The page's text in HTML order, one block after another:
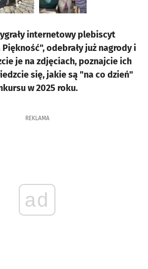
internetowy plebiscyt
odebrały już nagrody i
je na zdjęciach, poznajcie ich
się, jakie są "na co dzień"
w 2025 roku.
REKLAMA
ad